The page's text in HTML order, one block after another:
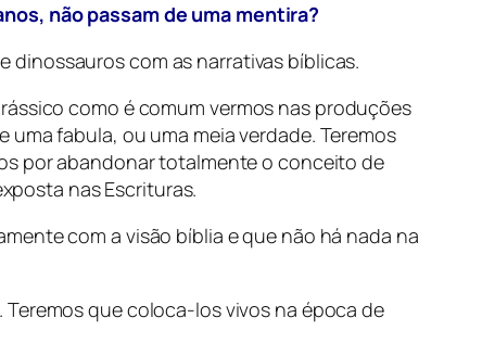
não passam de uma mentira?
com as narrativas bíblicas.
como é comum vermos nas produções
fabula, ou uma meia verdade. Teremos
por abandonar totalmente o conceito de
nas Escrituras.
com a visão bíblia e que não há nada na
que coloca-los vivos na época de